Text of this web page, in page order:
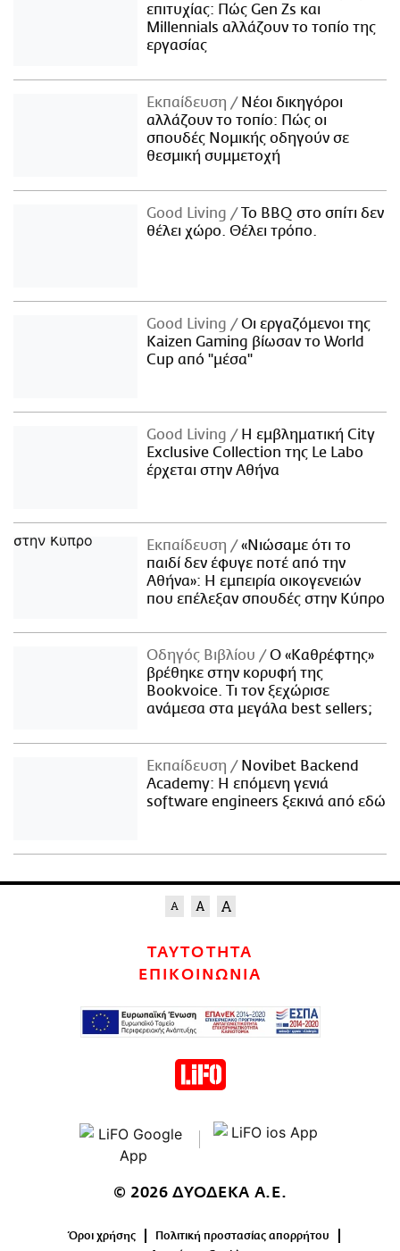
επιτυχίας: Πώς Gen Zs και
Millennials αλλάζουν το τοπίο της
εργασίας
Εκπαίδευση
Νέοι δικηγόροι
αλλάζουν το τοπίο: Πώς οι
σπουδές Νομικής οδηγούν σε
θεσμική συμμετοχή
Good Living
Το BBQ στο σπίτι δεν
θέλει χώρο. Θέλει τρόπο.
Good Living
Οι εργαζόμενοι της
Kaizen Gaming βίωσαν το World
Cup από "μέσα"
Good Living
Η εμβληματική City
Exclusive Collection της Le Labo
έρχεται στην Αθήνα
Εκπαίδευση
«Νιώσαμε ότι το
παιδί δεν έφυγε ποτέ από την
Αθήνα»: Η εμπειρία οικογενειών
που επέλεξαν σπουδές στην Κύπρο
Οδηγός Βιβλίου
Ο «Καθρέφτης»
βρέθηκε στην κορυφή της
Bookvoice. Τι τον ξεχώρισε
ανάμεσα στα μεγάλα best sellers;
Εκπαίδευση
Novibet Backend
Academy: Η επόμενη γενιά
software engineers ξεκινά από εδώ
ΤΑΥΤΟΤΗΤΑ
ΕΠΙΚΟΙΝΩΝΙΑ
© 2026 ΔΥΟΔΕΚΑ Α.Ε.
Όροι χρήσης
Πολιτική προστασίας απορρήτου